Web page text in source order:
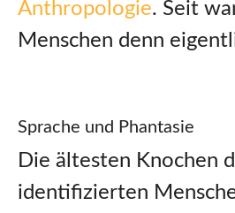
Anthropologie. Seit
Menschen denn
Sprache und Phantasie
Die ältesten Knochen
identifizierten